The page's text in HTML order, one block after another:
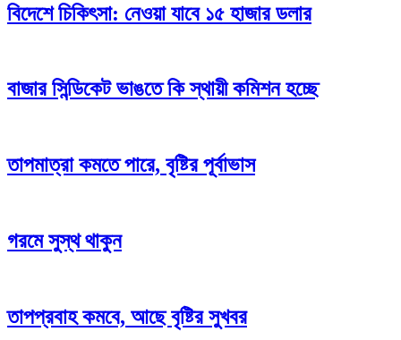
বিদেশে চিকিৎসা: নেওয়া যাবে ১৫ হাজার ডলার
বাজার সিন্ডিকেট ভাঙতে কি স্থায়ী কমিশন হচ্ছে
তাপমাত্রা কমতে পারে, বৃষ্টির পূর্বাভাস
গরমে সুস্থ থাকুন
তাপপ্রবাহ কমবে, আছে বৃষ্টির সুখবর